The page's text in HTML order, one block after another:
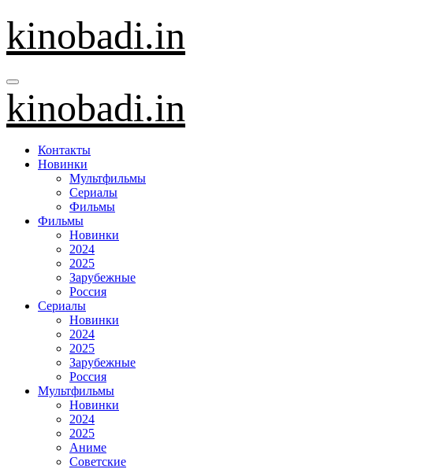
Перейти
содержанию
kinobadi.in
kinobadi.in
Контакты
Новинки
Мультфильмы
Сериалы
Фильмы
Фильмы
Новинки
2024
2025
Зарубежные
Россия
Сериалы
Новинки
2024
2025
Зарубежные
Россия
Мультфильмы
Новинки
2024
2025
Аниме
Советские